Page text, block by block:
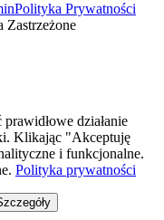
Polityka Prywatności
Zastrzeżone
działanie
Klikając "Akceptuję
i funkcjonalne.
Polityka prywatności